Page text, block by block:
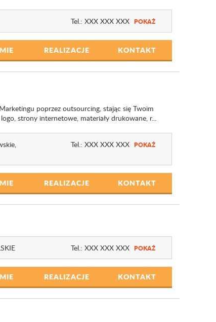
Tel.: XXX XXX XXX POKAŻ
REALIZACJE KONTAKT
poprzez outsourcing, stając się Twoim
strony internetowe, materiały drukowane, r...
Tel.: XXX XXX XXX POKAŻ
REALIZACJE KONTAKT
Tel.: XXX XXX XXX POKAŻ
REALIZACJE KONTAKT